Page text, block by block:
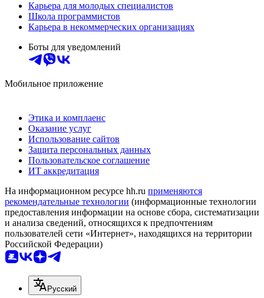
Карьера для молодых специалистов
Школа программистов
Карьера в некоммерческих организациях
Боты для уведомлений
Мобильное приложение
Этика и комплаенс
Оказание услуг
Использование сайтов
Защита персональных данных
Пользовательское соглашение
ИТ аккредитация
На информационном ресурсе hh.ru применяются
рекомендательные технологии (информационные технологии
предоставления информации на основе сбора, систематизации
и анализа сведений, относящихся к предпочтениям
пользователей сети «Интернет», находящихся на территории
Российской Федерации)
Русский